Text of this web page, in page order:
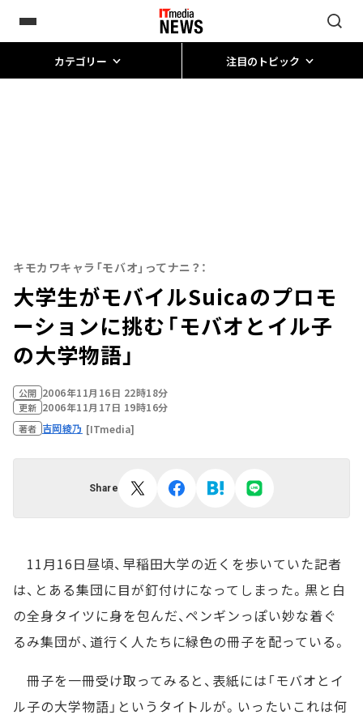
カテゴリー 注目のトピック
キモカワキャラ「モバオ」ってナニ？：
大学生がモバイルSuicaのプロモ
ーションに挑む――「モバオとイル子
の大学物語」
公開 2006年11月16日 22時18分
更新 2006年11月17日 19時16分
著者 吉岡綾乃 [ITmedia]
Share
11月16日昼頃、早稲田大学の近くを歩いていた記者
は、とある集団に目が釘付けになってしまった。黒と白
の全身タイツに身を包んだ、ペンギンっぽい妙な着ぐ
るみ集団が、道行く人たちに緑色の冊子を配っている。
冊子を一冊受け取ってみると、表紙には「モバオとイ
ル子の大学物語」というタイトルが。いったいこれは何